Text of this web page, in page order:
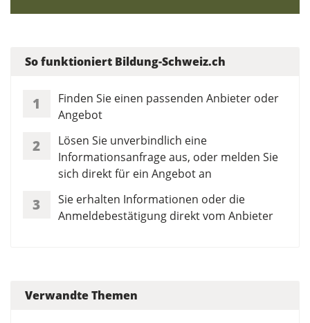
So funktioniert Bildung-Schweiz.ch
1
Finden Sie einen passenden Anbieter oder
Angebot
2
Lösen Sie unverbindlich eine
Informationsanfrage aus, oder melden Sie
sich direkt für ein Angebot an
3
Sie erhalten Informationen oder die
Anmeldebestätigung direkt vom Anbieter
Verwandte Themen